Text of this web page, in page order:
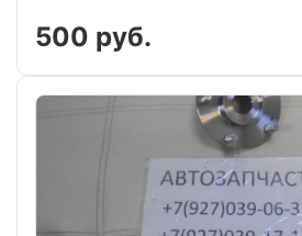
500 руб.